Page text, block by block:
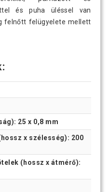
és puha üléssel van
felnőtt felügyelete mellett
25 x 0,8 mm
x szélesség): 200
(hossz x átmérő):